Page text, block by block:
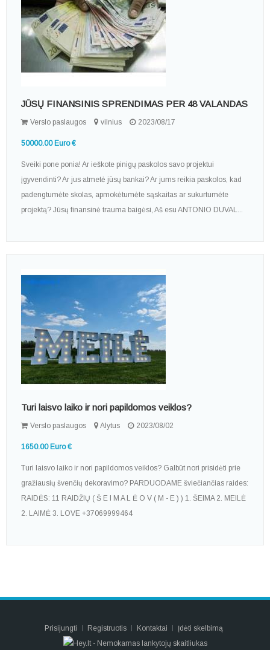
JŪSŲ FINANSINIS SPRENDIMAS PER 48 VALANDAS
Verslo paslaugos vilnius 2023/08/17
50000.00 Euro €
Sveiki pone ponia! Ar ieškote pinigų paskolos savo projektui
įgyvendinti? Ar jus atmetė jūsų bankai? Ar jums reikia paskolos, kad
padengtumėte skolas, apmokėtumėte sąskaitas ar sukurtumėte
projektą? Jūsų finansinė trauma baigėsi, Aš esu ANTONIO DUVAL...
Turi laisvo laiko ir nori papildomos veiklos?
Verslo paslaugos Alytus 2023/08/02
1650.00 Euro €
Turi laisvo laiko ir nori papildomos veiklos? Galbūt nori prisidėti prie
gražiausių švenčių dekoravimo? PARDUODAME šviečiančias raides:
RAIDĖS: 11 RAIDŽIŲ ( Š E I M A L Ė O V ( M - E ) ) 1. ŠEIMA 2. MEILĖ
2. LAIMĖ 3. LOVE +37069999464
Prisijungti Registruotis Kontaktai Įdėti skelbimą